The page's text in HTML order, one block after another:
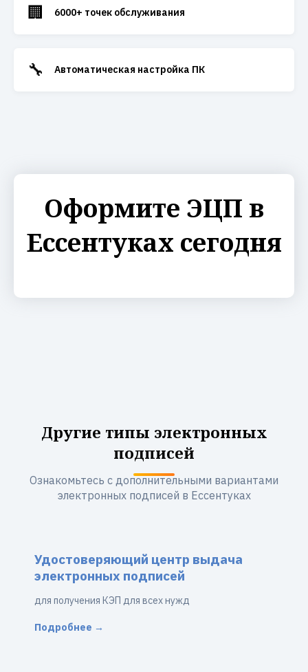
🏢 6000+ точек обслуживания
🔧 Автоматическая настройка ПК
Оформите ЭЦП в
Ессентуках сегодня
Другие типы электронных
подписей
Ознакомьтесь с дополнительными вариантами
электронных подписей в Ессентуках
Удостоверяющий центр выдача
электронных подписей
для получения КЭП для всех нужд
Подробнее →